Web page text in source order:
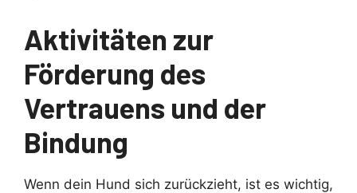
Aktivitäten zur
Förderung des
Vertrauens und der
Bindung
Wenn dein Hund sich zurückzieht, ist es wichtig,